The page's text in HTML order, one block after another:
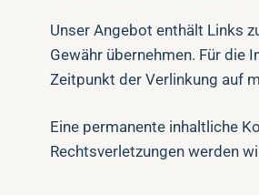
Unser Angebot enthält Links
Gewähr übernehmen. Für die
Zeitpunkt der Verlinkung auf
Eine permanente inhaltliche
Rechtsverletzungen werden